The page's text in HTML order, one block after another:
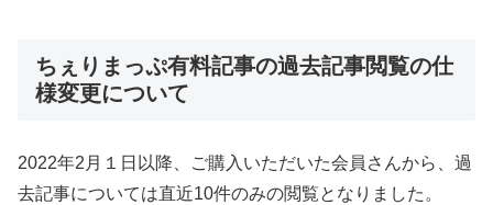
ちぇりまっぷ有料記事の過去記事閲覧の仕
様変更について
2022年2月１日以降、ご購入いただいた会員さんから、過
去記事については直近10件のみの閲覧となりました。